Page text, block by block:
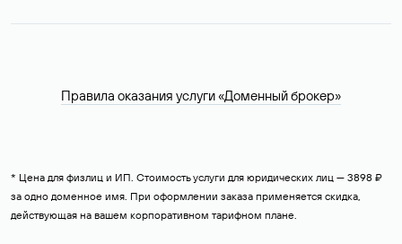
Правила оказания услуги «Доменный брокер»
* Цена для физлиц и ИП. Стоимость услуги для юридических лиц — 3898 ₽
за одно доменное имя. При оформлении заказа применяется скидка,
действующая на вашем корпоративном тарифном плане.